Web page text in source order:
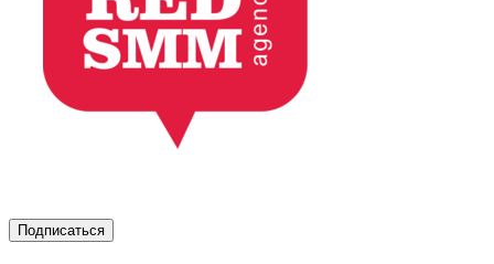
Подписаться